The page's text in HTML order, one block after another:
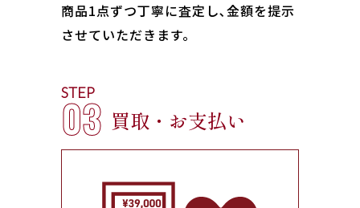
商品1点ずつ丁寧に査定し､金額を提示
させていただきます。
STEP
03 買取・お支払い